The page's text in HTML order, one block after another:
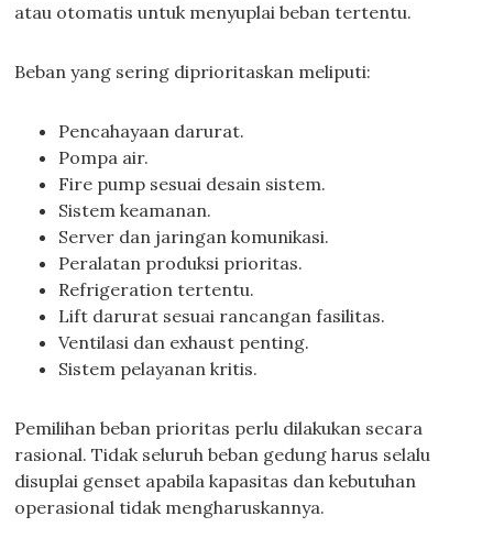
atau otomatis untuk menyuplai beban tertentu.
Beban yang sering diprioritaskan meliputi:
Pencahayaan darurat.
Pompa air.
Fire pump sesuai desain sistem.
Sistem keamanan.
Server dan jaringan komunikasi.
Peralatan produksi prioritas.
Refrigeration tertentu.
Lift darurat sesuai rancangan fasilitas.
Ventilasi dan exhaust penting.
Sistem pelayanan kritis.
Pemilihan beban prioritas perlu dilakukan secara
rasional. Tidak seluruh beban gedung harus selalu
disuplai genset apabila kapasitas dan kebutuhan
operasional tidak mengharuskannya.